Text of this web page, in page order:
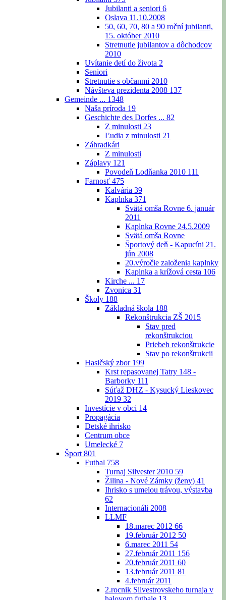
Jubilanti a seniori 6
Oslava 11.10.2008
50, 60, 70, 80 a 90 roční jubilanti,
15. október 2010
Stretnutie jubilantov a dôchodcov
2010
Uvítanie detí do života 2
Seniori
Stretnutie s občanmi 2010
Návšteva prezidenta 2008 137
Gemeinde ... 1348
Naša príroda 19
Geschichte des Dorfes ... 82
Z minulosti 23
Ľudia z minulosti 21
Záhradkári
Z minulosti
Záplavy 121
Povodeň Lodňanka 2010 111
Farnosť 475
Kalvária 39
Kaplnka 371
Svätá omša Rovne 6. január
2011
Kaplnka Rovne 24.5.2009
Svätá omša Rovne
Športový deň - Kapucíni 21.
jún 2008
20.výročie založenia kaplnky
Kaplnka a krížová cesta 106
Kirche ... 17
Zvonica 31
Školy 188
Základná škola 188
Rekonštrukcia ZŠ 2015
Stav pred
rekonštrukciou
Priebeh rekonštrukcie
Stav po rekonštrukcii
Hasičský zbor 199
Krst repasovanej Tatry 148 -
Barborky 111
Súťaž DHZ - Kysucký Lieskovec
2019 32
Investície v obci 14
Propagácia
Detské ihrisko
Centrum obce
Umelecké 7
Šport 801
Futbal 758
Turnaj Silvester 2010 59
Žilina - Nové Zámky (ženy) 41
Ihrisko s umelou trávou, výstavba
62
Internacionáli 2008
LLMF
18.marec 2012 66
19.február 2012 50
6.marec 2011 54
27.február 2011 156
20.február 2011 60
13.február 2011 81
4.február 2011
2.rocnik Silvestrovskeho turnaja v